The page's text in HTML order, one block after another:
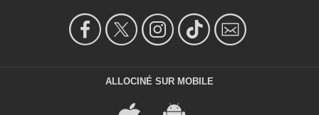
ALLOCINÉ SUR MOBILE